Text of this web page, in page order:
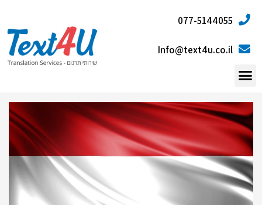
077-5144055
Info@text4u.co.il